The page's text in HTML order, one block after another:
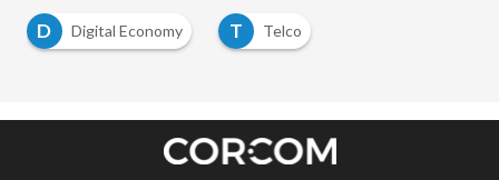
D
Digital Economy T Telco